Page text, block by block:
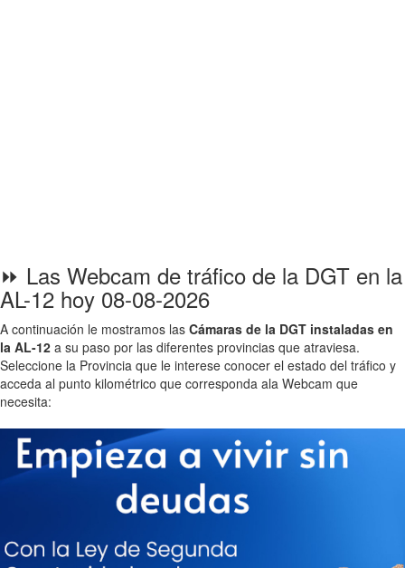
⏩ Las Webcam de tráfico de la DGT en la
AL-12 hoy 08-08-2026
A continuación le mostramos las Cámaras de la DGT instaladas en
la AL-12 a su paso por las diferentes provincias que atraviesa.
Seleccione la Provincia que le interese conocer el estado del tráfico y
acceda al punto kilométrico que corresponda ala Webcam que
necesita: